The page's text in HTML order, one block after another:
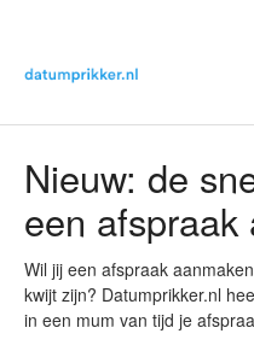
Nieuw: de
een afspraak
Wil jij een afspraak
kwijt zijn? Datumprikker.nl
in een mum van tijd je